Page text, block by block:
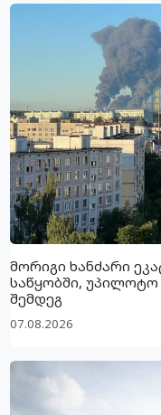
მორიგი ხანძარი
საწყობში,
შემდეგ
07.08.2026